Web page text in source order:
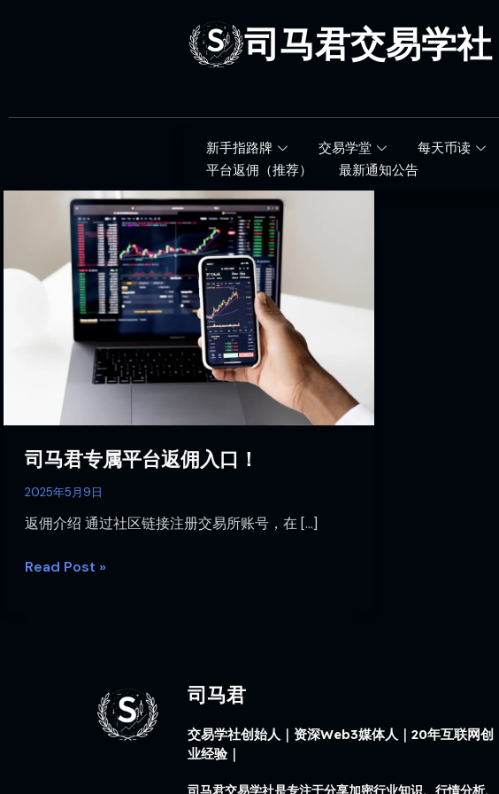
司马君交易学社
新手指路牌 交易学堂 每天币读
平台返佣（推荐）
最新通知公告
司马君专属平台返佣入口！
2025年5月9日
返佣介绍 通过社区链接注册交易所账号，在 […]
专
口！
Read Post »
司马君
交易学社创始人｜资深Web3媒体人｜20年互联网创
业经验｜
司马君交易学社是专注于分享加密行业知识、行情分析、